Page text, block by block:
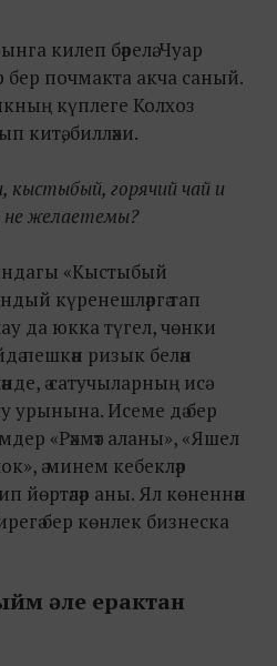
килеп бәрелә. Чуар
бер почмакта акча саный.
күплеге Колхоз
китә, билләхи.
горячий чай и
не желаетемы?
«Кыстыбый
күренешләргә тап
да юкка түгел, чөнки
пешкән ризык белән
ә сатучыларның исә
урынына. Исеме дә бер
«Рәхмәт аланы», «Яшел
ә минем кебекләр
йөртәләр аны. Ял көненнән
бер көнлек бизнеска
әле ерактан